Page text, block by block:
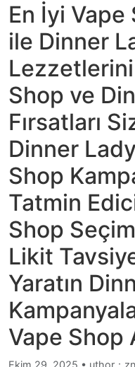
En İyi
ile Dinner
Shop ve
Fırsatları
Dinner
Shop
Tatmin
Shop
Likit
Yaratın
Vape
Ekim 29, 2025 • uthor：